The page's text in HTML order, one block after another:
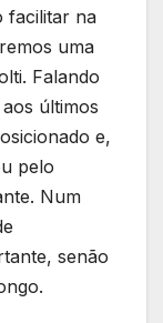
facilitar na
uma
Falando
últimos
e,
pelo
Num
senão